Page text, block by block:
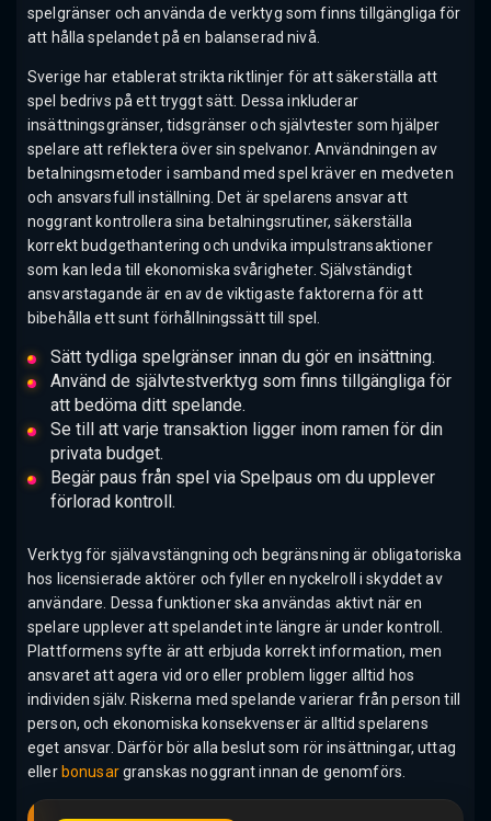
spelgränser och använda de verktyg som finns tillgängliga för
att hålla spelandet på en balanserad nivå.
Sverige har etablerat strikta riktlinjer för att säkerställa att
spel bedrivs på ett tryggt sätt. Dessa inkluderar
insättningsgränser, tidsgränser och självtester som hjälper
spelare att reflektera över sin spelvanor. Användningen av
betalningsmetoder i samband med spel kräver en medveten
och ansvarsfull inställning. Det är spelarens ansvar att
noggrant kontrollera sina betalningsrutiner, säkerställa
korrekt budgethantering och undvika impulstransaktioner
som kan leda till ekonomiska svårigheter. Självständigt
ansvarstagande är en av de viktigaste faktorerna för att
bibehålla ett sunt förhållningssätt till spel.
Sätt tydliga spelgränser innan du gör en insättning.
Använd de självtestverktyg som finns tillgängliga för
att bedöma ditt spelande.
Se till att varje transaktion ligger inom ramen för din
privata budget.
Begär paus från spel via Spelpaus om du upplever
förlorad kontroll.
Verktyg för självavstängning och begränsning är obligatoriska
hos licensierade aktörer och fyller en nyckelroll i skyddet av
användare. Dessa funktioner ska användas aktivt när en
spelare upplever att spelandet inte längre är under kontroll.
Plattformens syfte är att erbjuda korrekt information, men
ansvaret att agera vid oro eller problem ligger alltid hos
individen själv. Riskerna med spelande varierar från person till
person, och ekonomiska konsekvenser är alltid spelarens
eget ansvar. Därför bör alla beslut som rör insättningar, uttag
eller bonusargranskas noggrant innan de genomförs.